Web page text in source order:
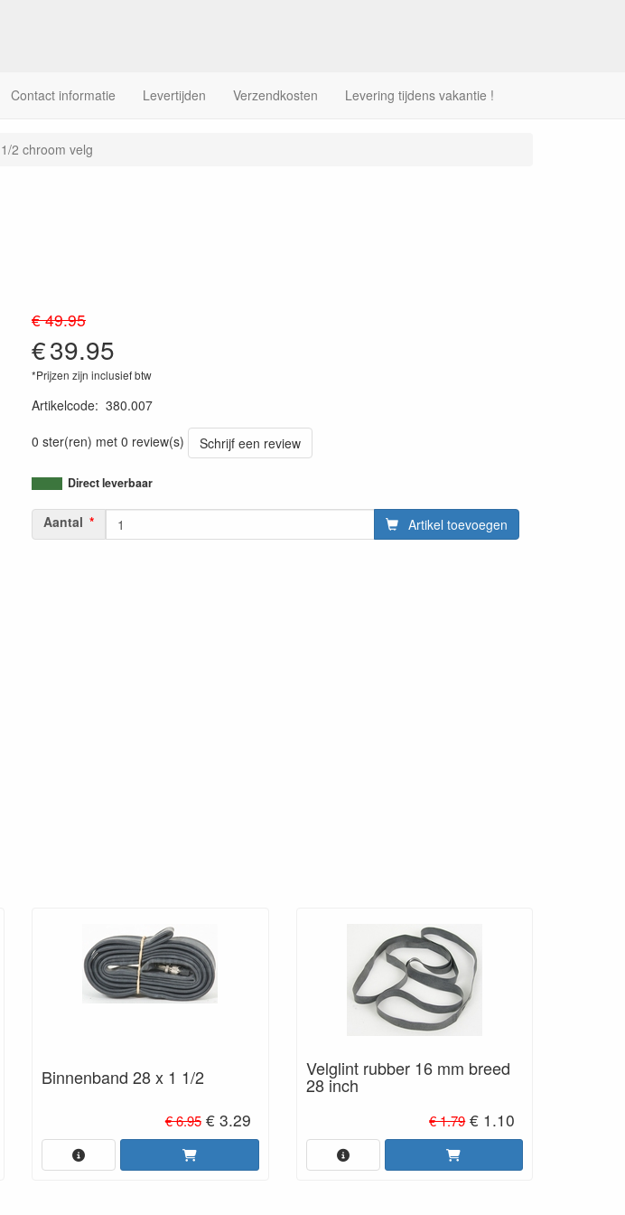
Contact informatie Levertijden Verzendkosten Levering tijdens vakantie !
2 chroom velg
€ 49.95
€39.95
*Prijzen zijn inclusief btw
Artikelcode: 380.007
0 ster(ren) met 0 review(s)
Schrijf een review
Direct leverbaar
Aantal Artikel toevoegen
Binnenband 28 x 1 1/2
€ 6.95€ 3.29
Velglint rubber 16 mm breed
28 inch
€ 1.79€ 1.10